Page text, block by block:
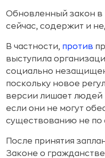
Обновленный закон в
сейчас, содержит и
В частности, против
выступила
социально
поскольку новое
версии лишает людей
если они не могут
существованию не по
После принятия
Законе о